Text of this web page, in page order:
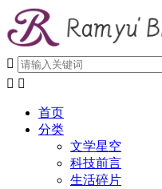

 
首页
分类
文学星空
科技前言
生活碎片